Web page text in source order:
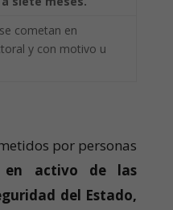
cometan en
y con motivo u
por personas
en activo de las
del Estado,